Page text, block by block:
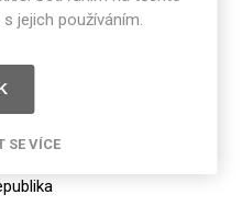
Brno
CZ s.r.o.
39a
jejich používáním.
SE VÍCE